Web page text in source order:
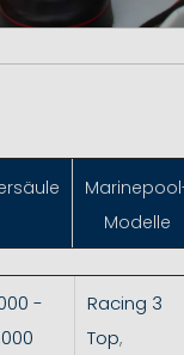
Modelle
-
Racing 3
Top,